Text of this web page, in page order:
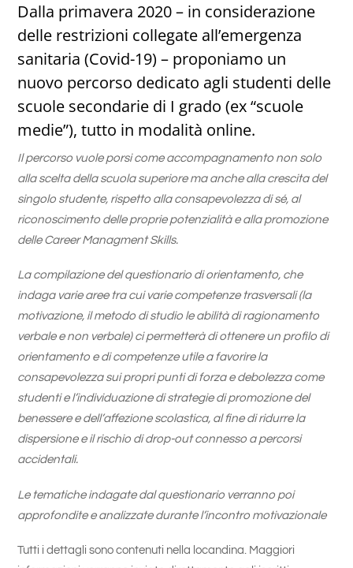
Dalla primavera 2020 – in considerazione
delle restrizioni collegate all’emergenza
sanitaria (Covid-19) – proponiamo un
nuovo percorso dedicato agli studenti delle
scuole secondarie di I grado (ex “scuole
medie”), tutto in modalità online.
Il percorso vuole porsi come accompagnamento non solo
alla scelta della scuola superiore ma anche alla crescita del
singolo studente, rispetto alla consapevolezza di sé, al
riconoscimento delle proprie potenzialità e alla promozione
delle Career Managment Skills.
La compilazione del questionario di orientamento, che
indaga varie aree tra cui varie competenze trasversali (la
motivazione, il metodo di studio le abilità di ragionamento
verbale e non verbale) ci permetterà di ottenere un profilo di
orientamento e di competenze utile a favorire la
consapevolezza sui propri punti di forza e debolezza come
studenti e l’individuazione di strategie di promozione del
benessere e dell’affezione scolastica, al fine di ridurre la
dispersione e il rischio di drop-out connesso a percorsi
accidentali.
Le tematiche indagate dal questionario verranno poi
approfondite e analizzate durante l’incontro motivazionale
Tutti i dettagli sono contenuti nella locandina. Maggiori